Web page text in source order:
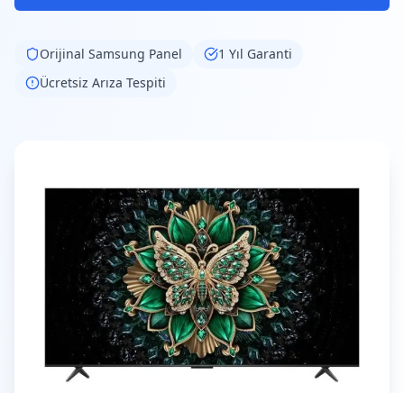
Orijinal Samsung Panel
1 Yıl Garanti
Ücretsiz Arıza Tespiti